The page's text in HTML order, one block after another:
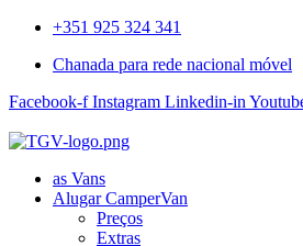
+351 925 324 341
Chanada para rede nacional móvel
Facebook-f Instagram Linkedin-in
as Vans
Alugar CamperVan
Preços
Extras